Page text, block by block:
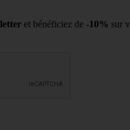
et bénéficiez de -10% sur